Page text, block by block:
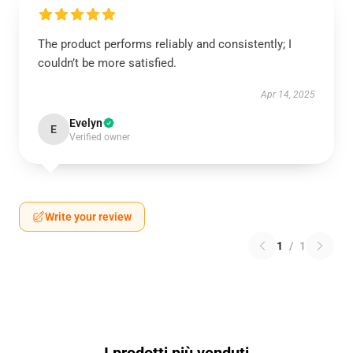
The product performs reliably and consistently; I
couldn’t be more satisfied.
Apr 14, 2025
E Evelyn
Verified owner
Write your review
1 / 1